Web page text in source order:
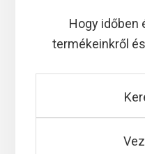
Hogy időben
termékeinkről